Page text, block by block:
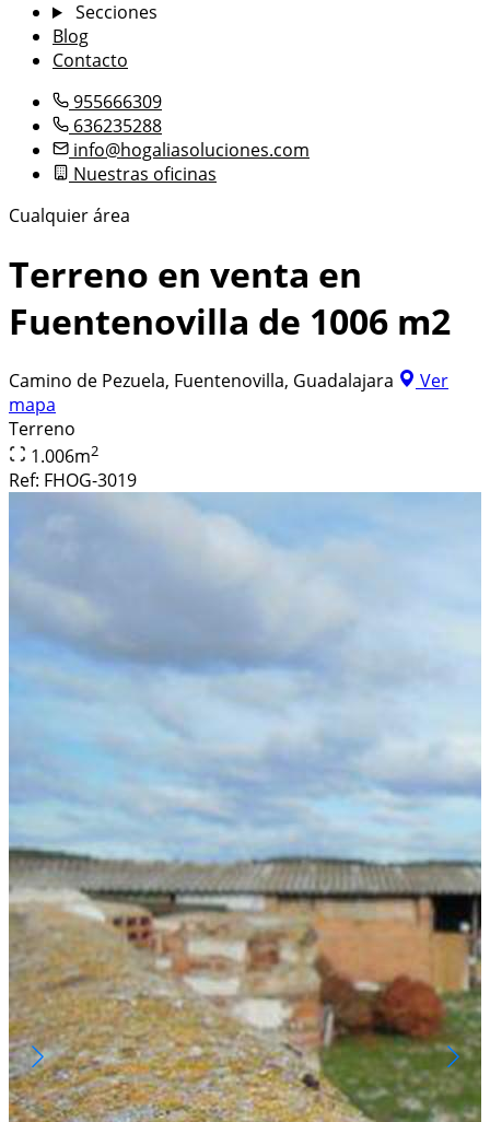
Secciones
Blog
Contacto
955666309
636235288
info@hogaliasoluciones.com
Nuestras oficinas
Cualquier área
Terreno en venta en
Fuentenovilla de 1006 m2
Camino de Pezuela, Fuentenovilla, Guadalajara
Ver
mapa
Terreno
1.006m2
Ref: FHOG-3019